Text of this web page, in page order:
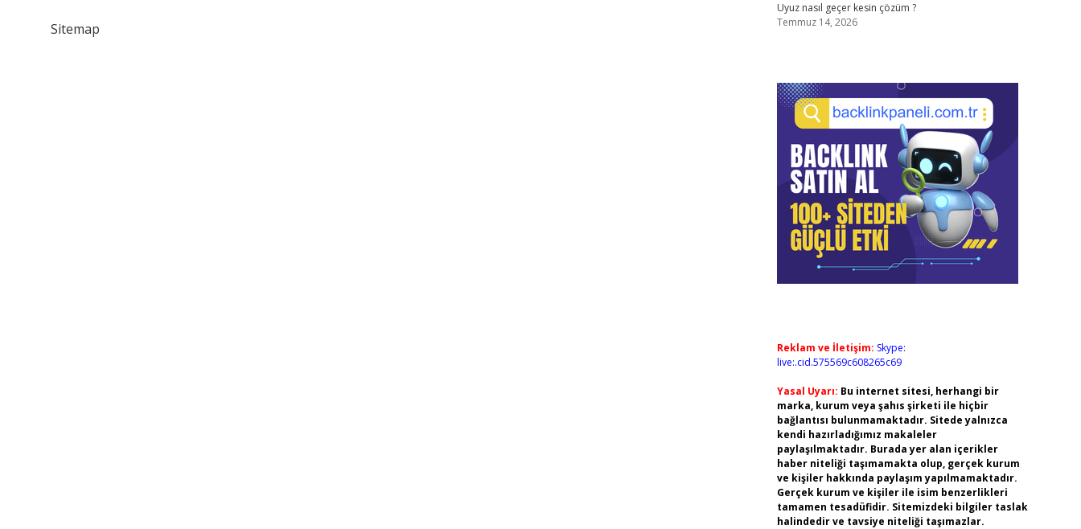
Sitemap
Uyuz nasıl geçer kesin çözüm ?
Temmuz 14, 2026
Reklam ve İletişim: Skype:
live:.cid.575569c608265c69
Yasal Uyarı: Bu internet sitesi, herhangi bir
marka, kurum veya şahıs şirketi ile hiçbir
bağlantısı bulunmamaktadır. Sitede yalnızca
kendi hazırladığımız makaleler
paylaşılmaktadır. Burada yer alan içerikler
haber niteliği taşımamakta olup, gerçek kurum
ve kişiler hakkında paylaşım yapılmamaktadır.
Gerçek kurum ve kişiler ile isim benzerlikleri
tamamen tesadüfidir. Sitemizdeki bilgiler taslak
halindedir ve tavsiye niteliği taşımazlar.